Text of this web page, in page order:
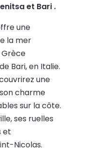
et Bari .
une
la mer
Grèce
Bari, en Italie.
une
charme
sur la côte.
ses ruelles
et
Nicolas.